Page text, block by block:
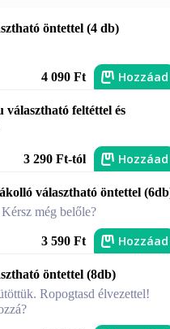
öntettel (4 db)
4 090 Ft Hozzáad
feltéttel és
3 290 Ft-tól Hozzáad
választható öntettel
még belőle?
3 590 Ft Hozzáad
öntettel (8db)
Ropogtasd élvezettel!